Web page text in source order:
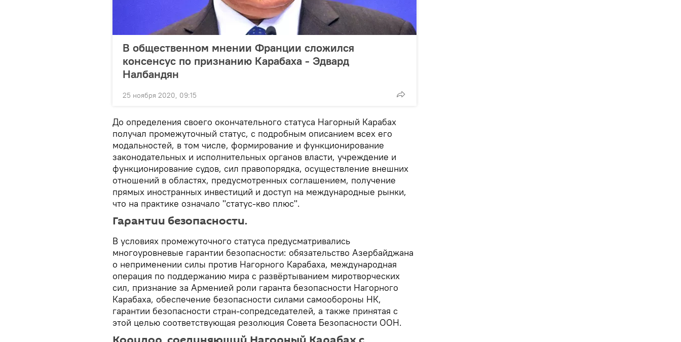
В общественном мнении Франции сложился
консенсус по признанию Карабаха - Эдвард
Налбандян
25 ноября 2020, 09:15
До определения своего окончательного статуса Нагорный Карабах
получал промежуточный статус, с подробным описанием всех его
модальностей, в том числе, формирование и функционирование
законодательных и исполнительных органов власти, учреждение и
функционирование судов, сил правопорядка, осуществление внешних
отношений в областях, предусмотренных соглашением, получение
прямых иностранных инвестиций и доступ на международные рынки,
что на практике означало "статус-кво плюс".
Гарантии безопасности.
В условиях промежуточного статуса предусматривались
многоуровневые гарантии безопасности: обязательство Азербайджана
о неприменении силы против Нагорного Карабаха, международная
операция по поддержанию мира с развёртыванием миротворческих
сил, признание за Арменией роли гаранта безопасности Нагорного
Карабаха, обеспечение безопасности силами самообороны НК,
гарантии безопасности стран-сопредседателей, а также принятая с
этой целью соответствующая резолюция Совета Безопасности ООН.